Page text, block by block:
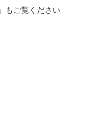
」もご覧ください